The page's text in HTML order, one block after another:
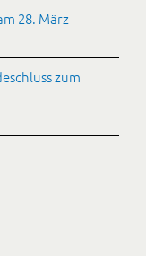
28. März
zum